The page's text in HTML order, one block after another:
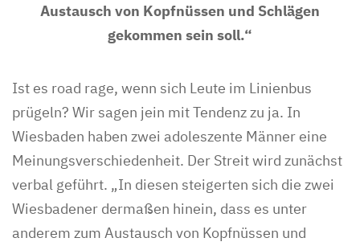
Austausch von Kopfnüssen und Schlägen
gekommen sein soll.“
Ist es road rage, wenn sich Leute im Linienbus
prügeln? Wir sagen jein mit Tendenz zu ja. In
Wiesbaden haben zwei adoleszente Männer eine
Meinungsverschiedenheit. Der Streit wird zunächst
verbal geführt. „In diesen steigerten sich die zwei
Wiesbadener dermaßen hinein, dass es unter
anderem zum Austausch von Kopfnüssen und